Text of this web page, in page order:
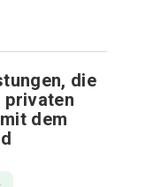
die
privaten
dem